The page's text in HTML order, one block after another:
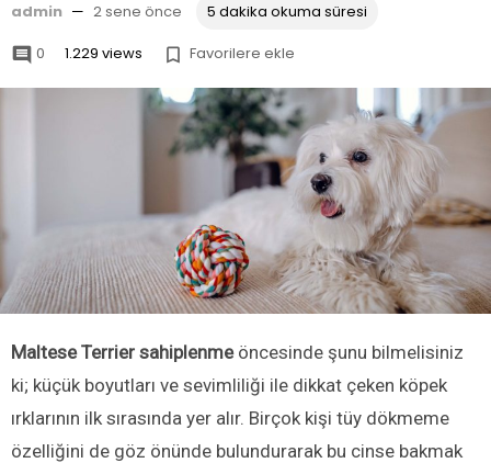
admin — 2 sene önce 5 dakika okuma süresi
 0 1.229 views  Favorilere ekle
Maltese Terrier sahiplenmeöncesinde şunu bilmelisiniz
ki; küçük boyutları ve sevimliliği ile dikkat çeken köpek
ırklarının ilk sırasında yer alır. Birçok kişi tüy dökmeme
özelliğini de göz önünde bulundurarak bu cinse bakmak